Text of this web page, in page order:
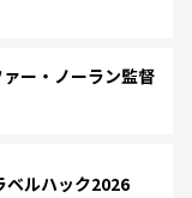
ー・ノーラン監督
ルハック2026